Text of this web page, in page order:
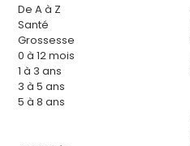
De A à Z
Santé
Grossesse
0 à 12 mois
1 à 3 ans
3 à 5 ans
5 à 8 ans